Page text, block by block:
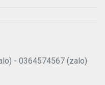
- 0364574567 (zalo)